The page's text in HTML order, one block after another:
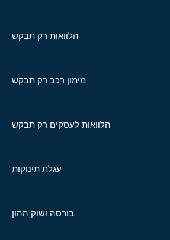
הלוואות רק תבקש
מימון רכב רק תבקש
הלוואות לעסקים רק תבקש
עגלת תינוקות
בורסה ושוק ההון